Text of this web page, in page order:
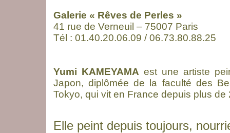
Galerie « Rêves de Perles »
41 rue de Verneuil – 75007 Paris
Tél : 01.40.20.06.09 / 06.73.80.88.25
Yumi KAMEYAMA est une artiste
Japon, diplômée de la faculté des
Tokyo, qui vit en France depuis plus de
Elle peint depuis toujours,